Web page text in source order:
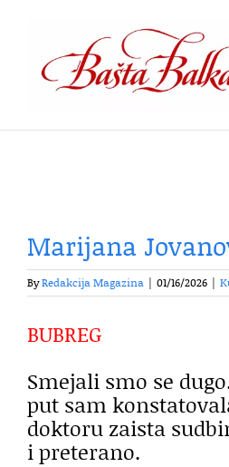
content
Marijana
ByRedakcija Magazina 01/16/2026
BUBREG
Smejali smo se
put sam
doktoru zaista
i preterano.